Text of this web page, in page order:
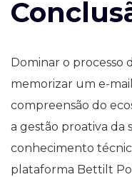
Dominar o processo
memorizar um e-
compreensão do
a gestão proativa da
conhecimento
plataforma Bettilt